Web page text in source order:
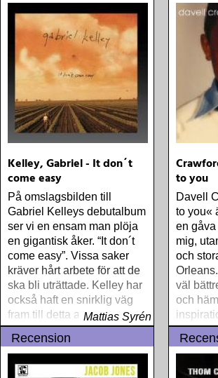
Kelley, Gabriel - It don´t
come easy
På omslagsbilden till
Gabriel Kelleys debutalbum
ser vi en ensam man plöja
en gigantisk åker. “It don´t
come easy”. Vissa saker
kräver hårt arbete för att de
ska bli uträttade. Kelley har
också haft en snirklig väg
fram till detta albumMattias Syrén
to you
Davell
to you«
en
mig,
och
väl
och
Recension